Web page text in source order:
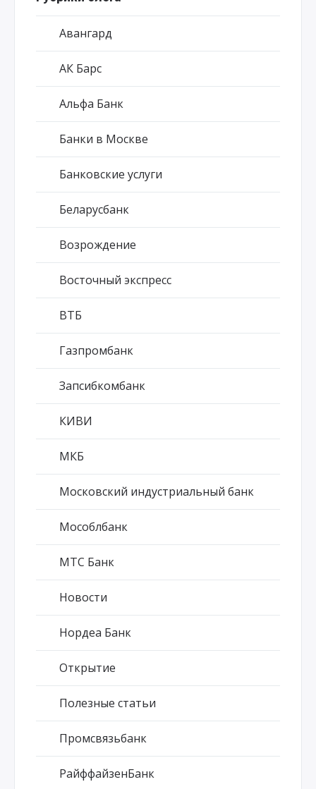
Авангард
АК Барс
Альфа Банк
Банки в Москве
Банковские услуги
Беларусбанк
Возрождение
Восточный экспресс
ВТБ
Газпромбанк
Запсибкомбанк
КИВИ
МКБ
Московский индустриальный банк
Мособлбанк
МТС Банк
Новости
Нордеа Банк
Открытие
Полезные статьи
Промсвязьбанк
РайффайзенБанк